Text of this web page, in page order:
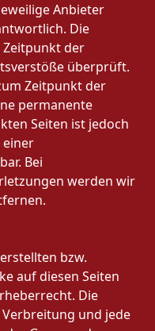
Anbieter
Die
der
überprüft.
Zeitpunkt der
permanente
Seiten ist jedoch
Bei
werden wir
bzw.
auf diesen Seiten
Die
und jede